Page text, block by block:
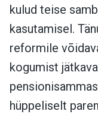
kulud teise
kasutamisel.
reformile
kogumist
hüppeliselt